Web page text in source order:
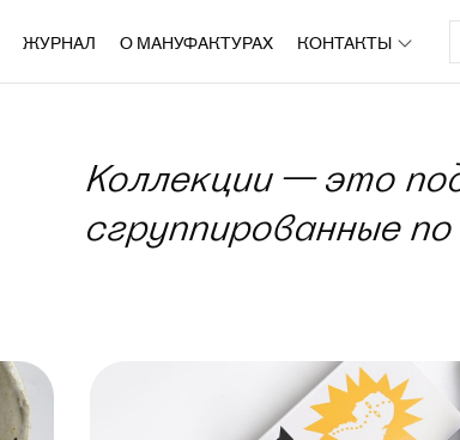
ЖУРНАЛ О МАНУФАКТУРАХ КОНТАКТЫ
Коллекции — это
сгруппированные